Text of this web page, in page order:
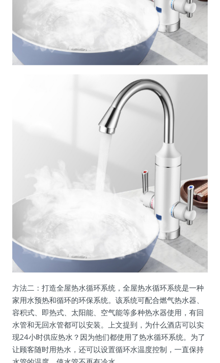
方法二：打造全屋热水循环系统，全屋热水循环系统是一种
家用水预热和循环的环保系统。该系统可配合燃气热水器、
容积式、即热式、太阳能、空气能等多种热水器使用，有回
水管和无回水管都可以安装。上文提到，为什么酒店可以实
现24小时供应热水？因为他们都使用了热水循环系统。为了
让顾客随时用热水，还可以设置循环水温度控制，一直保持